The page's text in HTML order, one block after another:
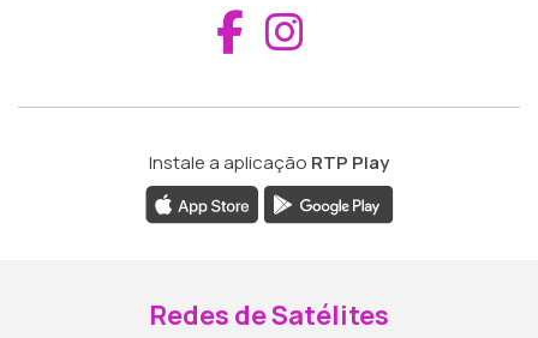
Aceder ao
Instale a aplicação RTP Play
Redes de Satélites